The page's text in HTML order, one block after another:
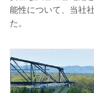
能性について、当社
た。